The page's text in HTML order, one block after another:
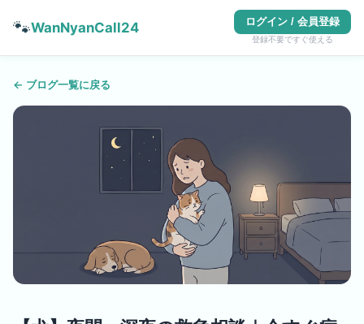
🐾WanNyanCall24 ログイン / 会員登録
登録不要ですぐ使える
← ブログ一覧に戻る